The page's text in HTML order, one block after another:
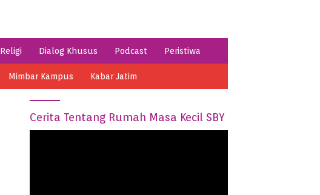
Religi Dialog Khusus Podcast Peristiwa
Mimbar Kampus Kabar Jatim
Cerita Tentang Rumah Masa Kecil SBY